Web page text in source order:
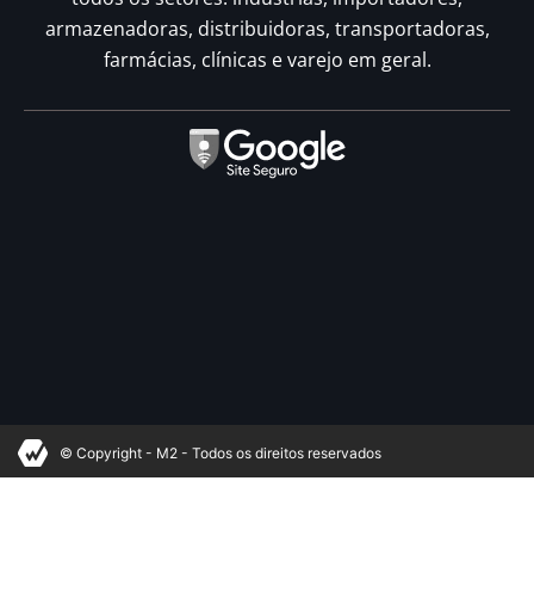
armazenadoras, distribuidoras, transportadoras,
farmácias, clínicas e varejo em geral.
© Copyright - M2 - Todos os direitos reservados